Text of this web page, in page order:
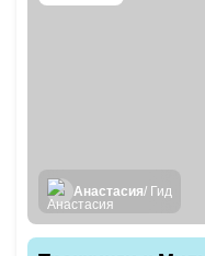
Анастасия/ Гид